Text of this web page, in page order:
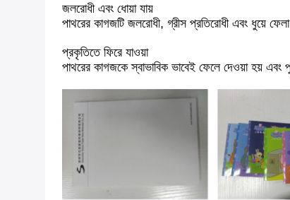
জলরোধী এবং ধোয়া যায়
পাথরের কাগজটি জলরোধী, গ্রীস প্রতিরোধী এবং ধুয়ে
প্রকৃতিতে ফিরে যাওয়া
পাথরের কাগজকে স্বাভাবিক ভাবেই ফেলে দেওয়া হয় এবং